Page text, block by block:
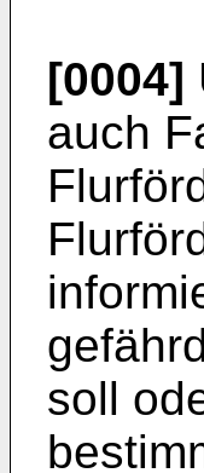
[0004]
auch
soll